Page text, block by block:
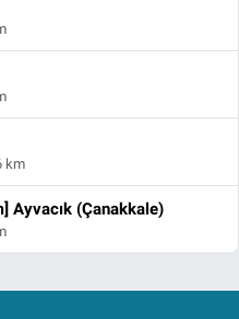
km
Ayvacık (Çanakkale)